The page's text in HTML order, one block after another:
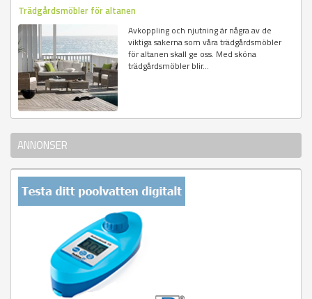
Trädgårdsmöbler för altanen
Avkoppling och njutning är några av de
viktiga sakerna som våra trädgårdsmöbler
för altanen skall ge oss. Med sköna
trädgårdsmöbler blir...
ANNONSER